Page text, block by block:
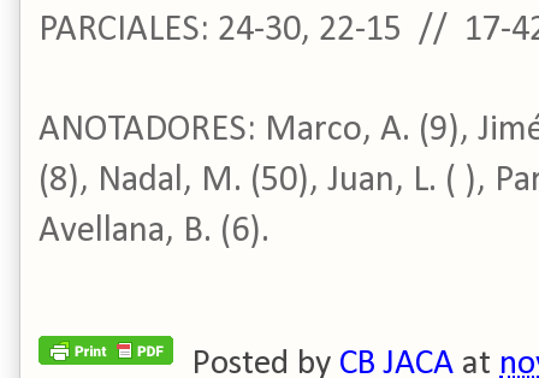
PARCIALES: 24-30, 22-15 // 17-
ANOTADORES: Marco, A. (9),
(8), Nadal, M. (50), Juan, L. ( ),
Avellana, B. (6).
Posted by CB JACA at